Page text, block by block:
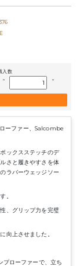
E
入数
keyboard_arrow_up keyboard_arrow_down
ーファー、Salcombe
ックスステッチのデ
さと履きやすさを体
ラバーウェッジソー
。
、グリップ力を完璧
向上させました。
ローファーで、立ち